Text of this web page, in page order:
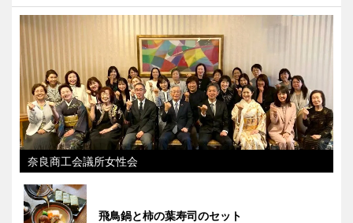
奈良商工会議所女性会
飛鳥鍋と柿の葉寿司のセット